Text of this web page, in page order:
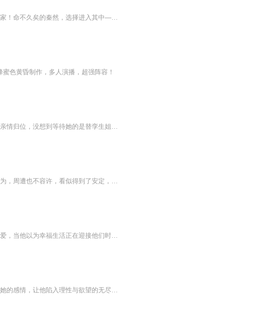
【内容简介】一款不受任何保护的地下游戏，一群追逐权利、财富、生命的玩家！命不久矣的秦然，选择进入其中——为了活下去的机会！【作者/主播简介】作者：颓废龙，网络小说作家。主播：黩武凉凉。【购买须知】1、本作品为付费有声书，前200集为免费试听，...
色黄昏制作，多人演播，超强阵容！
一句算命箴言，让顾沅沅被亲生父母抛弃在乡下二十年。本以为被接回顾家是亲情归位，没想到等待她的是替孪生姐姐嫁入江家的阴谋 —— 嫁给那个传闻中杀人如麻、性情阴鸷的活阎王江霆宵。新婚之夜没有祝福，只有冰冷的报复。江霆宵认定她是害死弟弟的凶手，...
你，我，都被困在现实的囚笼，此时也已沦为笼中之鸟，纵然自己渴望率性而为，周遭也不容许，看似得到了安定，却永远失去了自由。 生活，如人饮水冷暖自知，有些痛楚无法释怀之时，阳光无法照射内心之时，要告诉自己，纵然长夜漫漫，真相可能会迟到，但永远...
他没有家世背景，却有一个照亮他黑暗童年的青梅竹马，他们相识、相知、相爱，当他以为幸福生活正在迎接他们时，他的爱人却离奇失踪......
在这修仙世界，男二身为门派宗主，站在权力顶端，向来掌控一切，却唯独对她的感情，让他陷入理性与欲望的无尽挣扎。他厌恶自己对她那炽热的痴恋，却又如同飞蛾扑火，情不自禁被她吸引。男主是个极为务实的人。起初，他求娶女主仅仅是出于打破育种世家隆断...